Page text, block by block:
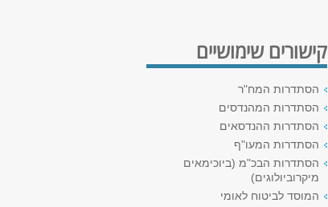
קישורים שימושיים
הסתדרות המח"ר
הסתדרות המהנדסים
הסתדרות ההנדסאים
הסתדרות המעו"ף
הסתדרות הבכ"מ (ביוכימאים
מיקרוביולוגים)
המוסד לביטוח לאומי